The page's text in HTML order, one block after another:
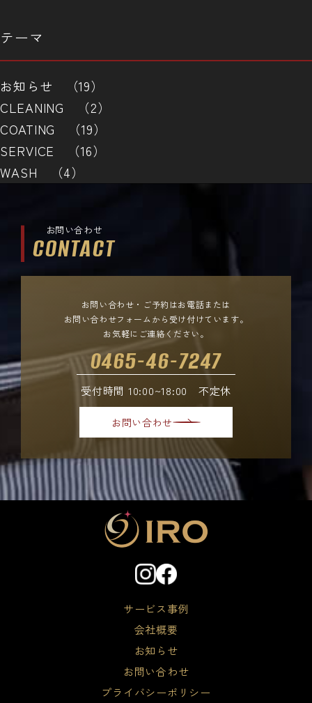
テーマ
お知らせ （19）
CLEANING （2）
COATING （19）
SERVICE （16）
WASH （4）
お問い合わせ
CONTACT
お問い合わせ・ご予約はお電話または
お問い合わせフォームから受け付けています。
お気軽にご連絡ください。
0465-46-7247
受付時間 10:00~18:00 不定休
お問い合わせ
サービス事例
会社概要
お知らせ
お問い合わせ
プライバシーポリシー